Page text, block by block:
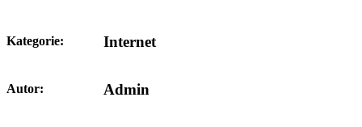
Kategorie: Internet
Autor: Admin